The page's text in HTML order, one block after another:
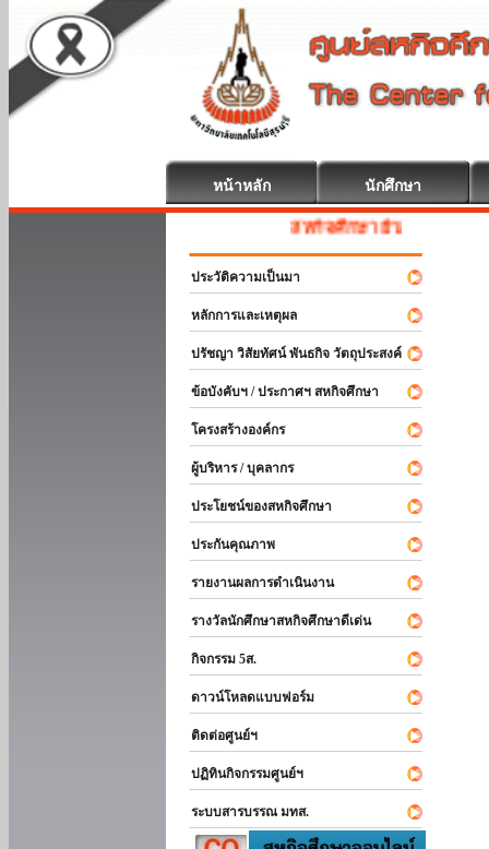
หน้าหลัก นักศึกษา
สหกิจศึกษา ยินดีต้อนรับ
ประวัติความเป็นมา
หลักการและเหตุผล
ปรัชญา วิสัยทัศน์ พันธกิจ วัตถุประสงค์
ข้อบังคับฯ / ประกาศฯ สหกิจศึกษา
โครงสร้างองค์กร
ผู้บริหาร / บุคลากร
ประโยชน์ของสหกิจศึกษา
ประกันคุณภาพ
รายงานผลการดำเนินงาน
รางวัลนักศึกษาสหกิจศึกษาดีเด่น
กิจกรรม 5ส.
ดาวน์โหลดแบบฟอร์ม
ติดต่อศูนย์ฯ
ปฏิทินกิจกรรมศูนย์ฯ
ระบบสารบรรณ มทส.